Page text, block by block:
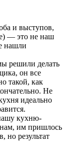
и выступов,
— это не наш
нашли
решили делать
он все
такой, как
Не
идеально
кухню-
им пришлось
но результат